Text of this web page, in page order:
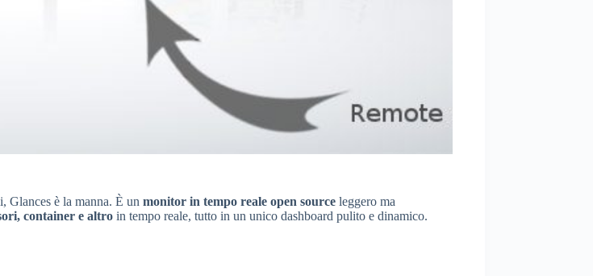
Glances è la manna. È un monitor in tempo reale open source leggero ma
container e altro in tempo reale, tutto in un unico dashboard pulito e dinamico.